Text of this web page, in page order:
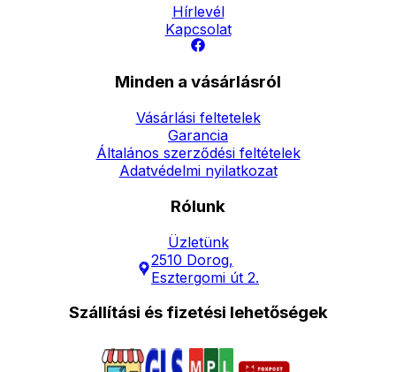
Hírlevél
Kapcsolat
Minden a vásárlásról
Vásárlási feltetelek
Garancia
Általános szerződési feltételek
Adatvédelmi nyilatkozat
Rólunk
Üzletünk
2510 Dorog,
Esztergomi út 2.
Szállítási és fizetési lehetőségek